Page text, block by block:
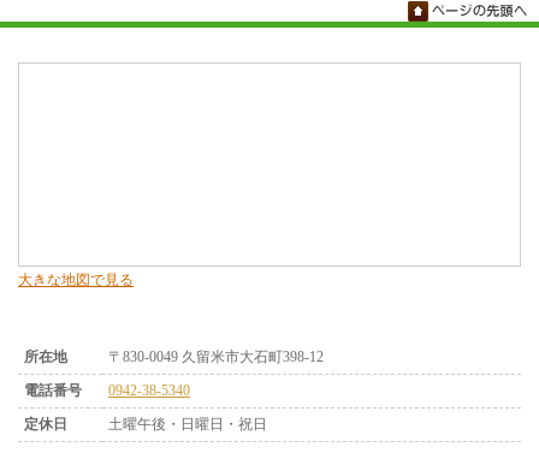
大きな地図で見る
所在地
〒830-0049 久留米市大石町398-12
電話番号
0942-38-5340
定休日
土曜午後・日曜日・祝日